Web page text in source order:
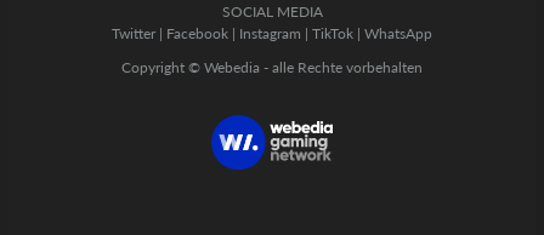
SOCIAL MEDIA
Twitter | Facebook | Instagram | TikTok | WhatsApp
Copyright © Webedia - alle Rechte vorbehalten